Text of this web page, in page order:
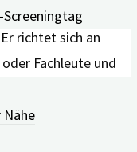
Nähe
sowie
richtet sich an
Fachleute und
Wissensstand